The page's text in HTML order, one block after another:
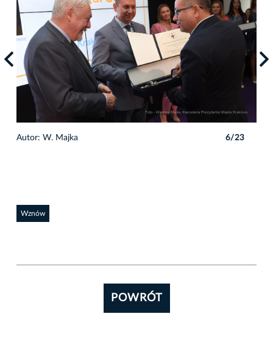
Autor: W. Majka 6/23
Wznów
POWRÓT